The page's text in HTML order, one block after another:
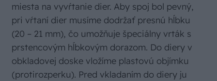
miesta na vyvŕtanie dier. Aby spoj bol pevný,
pri vŕtaní dier musíme dodržať presnú hĺbku
(20 – 21 mm), čo umožňuje špeciálny vrták s
prstencovým hĺbkovým dorazom. Do diery v
obkladovej doske vložíme plastovú objímku
(protirozperku). Pred vkladaním do diery ju